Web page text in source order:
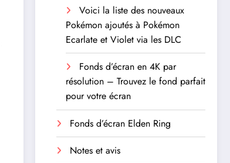
Voici la liste des nouveaux
Pokémon ajoutés à Pokémon
Ecarlate et Violet via les DLC
Fonds d’écran en 4K par
résolution – Trouvez le fond parfait
pour votre écran
Fonds d’écran Elden Ring
Notes et avis